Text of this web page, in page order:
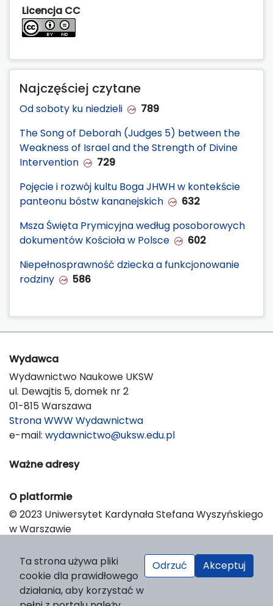
Licencja CC
Najczęściej czytane
Od soboty ku niedzieli
789
The Song of Deborah (Judges 5) between the
Weakness of Israel and the Strength of Divine
Intervention
729
Pojęcie i rozwój kultu Boga JHWH w kontekście
panteonu bóstw kananejskich
632
Msza Święta Prymicyjna według posoborowych
dokumentów Kościoła w Polsce
602
Niepełnosprawność dziecka a funkcjonowanie
rodziny
586
Wydawca
Wydawnictwo Naukowe UKSW
ul. Dewajtis 5, domek nr 2
01-815 Warszawa
Strona WWW Wydawnictwa
e-mail: wydawnictwo@uksw.edu.pl
Ważne adresy
O platformie
© 2023 Uniwersytet Kardynała Stefana Wyszyńskiego
w Warszawie
Platform & Workflow by OJS/PKP
Ta strona używa pliki
cookie dla prawidłowego
działania, aby korzystać w
Odrzuć Akceptuj